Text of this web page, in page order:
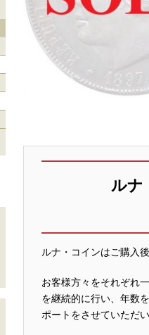
ルナ
ルナ・コインはご購入
お客様方々をそれぞれ
を継続的に行い、年数
ポートをさせていただ